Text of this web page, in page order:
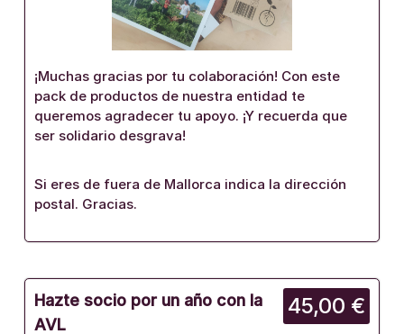
¡Muchas gracias por tu colaboración! Con este
pack de productos de nuestra entidad te
queremos agradecer tu apoyo. ¡Y recuerda que
ser solidario desgrava!
Si eres de fuera de Mallorca indica la dirección
postal. Gracias.
45,00 €
Hazte socio por un año con la
AVL